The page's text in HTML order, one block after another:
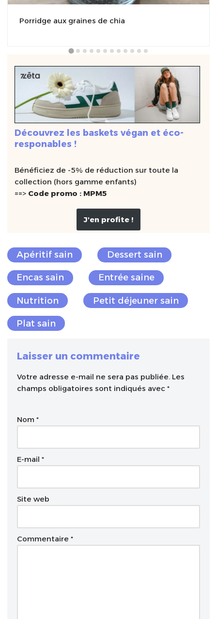
Porridge aux graines de chia
Découvrez les baskets végan et éco-
responables !
Bénéficiez de -5% de réduction sur toute la
collection (hors gamme enfants)
==> Code promo : MPM5
J'en profite !
Apéritif sain Dessert sain
Encas sain Entrée saine
Nutrition Petit déjeuner sain
Plat sain
Laisser un commentaire
Votre adresse e-mail ne sera pas publiée. Les
champs obligatoires sont indiqués avec *
Nom *
E-mail *
Site web
Commentaire *
A
l
r
a
t
: